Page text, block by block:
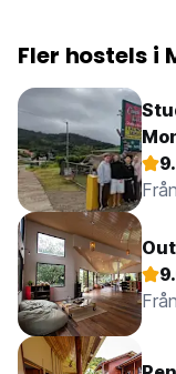
Fler hostels i